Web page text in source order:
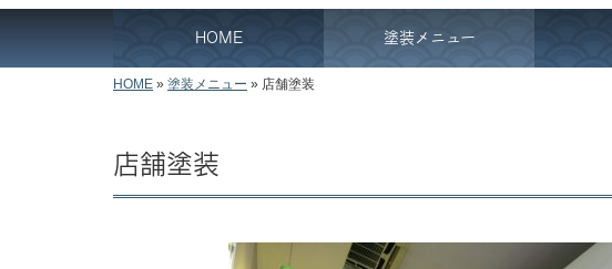
HOME 塗装メニュー
HOME » 塗装メニュー » 店舗塗装
店舗塗装